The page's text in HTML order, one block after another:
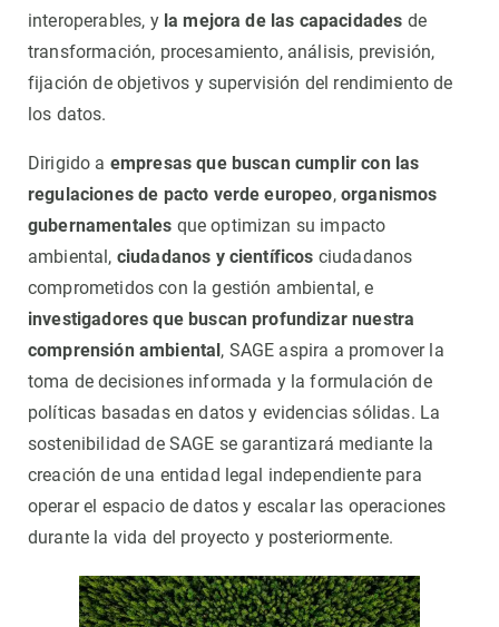
interoperables, y la mejora de las capacidades de
transformación, procesamiento, análisis, previsión,
fijación de objetivos y supervisión del rendimiento de
los datos.
Dirigido a empresas que buscan cumplir con las
regulaciones de pacto verde europeo, organismos
gubernamentales que optimizan su impacto
ambiental, ciudadanos y científicos ciudadanos
comprometidos con la gestión ambiental, e
investigadores que buscan profundizar nuestra
comprensión ambiental , SAGE aspira a promover la
toma de decisiones informada y la formulación de
políticas basadas en datos y evidencias sólidas. La
sostenibilidad de SAGE se garantizará mediante la
creación de una entidad legal independiente para
operar el espacio de datos y escalar las operaciones
durante la vida del proyecto y posteriormente.